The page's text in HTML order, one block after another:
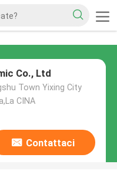
Co., Ltd
Town Yixing City
CINA
Contattaci